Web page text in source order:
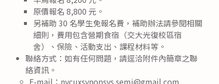
原價報名 8,800 元。
另補助 30 名學生免報名費，補助辦法請參閱相關
細則，費用包含營期食宿（交大光復校區宿
舍）、保險、活動支出、課程材料等。
聯絡方式：如有任何問題，請逕洽附件內簡章之聯
絡資訊。
E-mail：nycuxsynopsys.semi@gmail.com